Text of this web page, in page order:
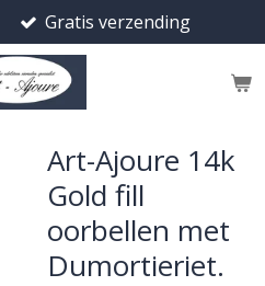
Gratis verzending
Art-Ajoure 14k
Gold fill
oorbellen met
Dumortieriet.